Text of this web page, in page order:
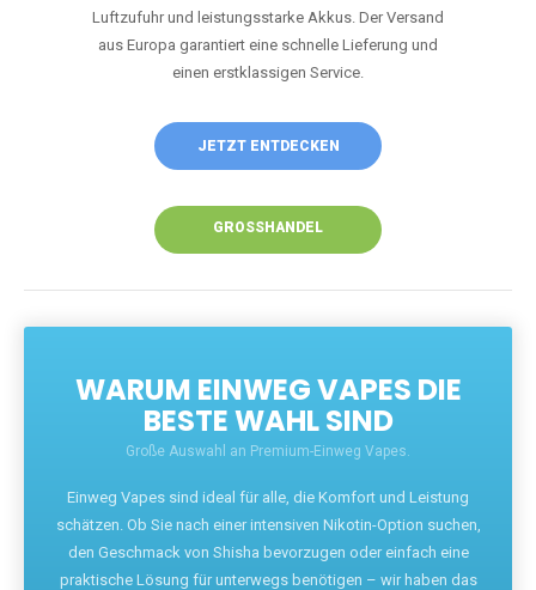
Luftzufuhr und leistungsstarke Akkus. Der Versand
aus Europa garantiert eine schnelle Lieferung und
einen erstklassigen Service.
JETZT ENTDECKEN
GROSSHANDEL
WARUM EINWEG VAPES DIE
BESTE WAHL SIND
Große Auswahl an Premium-Einweg Vapes.
Einweg Vapes sind ideal für alle, die Komfort und Leistung
schätzen. Ob Sie nach einer intensiven Nikotin-Option suchen,
den Geschmack von Shisha bevorzugen oder einfach eine
praktische Lösung für unterwegs benötigen – wir haben das